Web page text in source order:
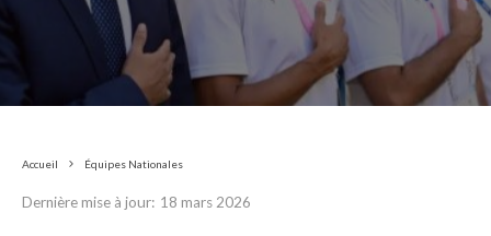
Accueil Équipes Nationales
Dernière mise à jour: 18 mars 2026